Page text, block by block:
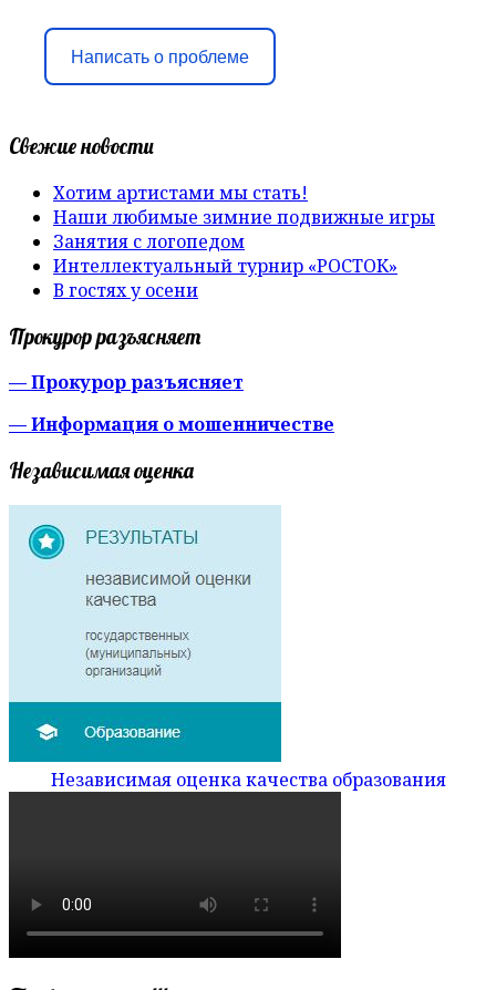
Написать о проблеме
Свежие новости
Хотим артистами мы стать!
Наши любимые зимние подвижные игры
Занятия с логопедом
Интеллектуальный турнир «РОСТОК»
В гостях у осени
Прокурор разъясняет
— Прокурор разъясняет
— Информация о мошенничестве
Независимая оценка
Независимая оценка качества образования